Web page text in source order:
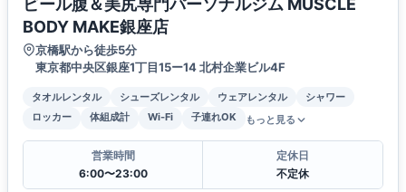
ビール腹＆美尻専門パーソナルジム MUSCLE
BODY MAKE銀座店
京橋駅から徒歩5分
東京都中央区銀座1丁目15ー14 北村企業ビル4F
タオルレンタル シューズレンタル ウェアレンタル
シャワー
ロッカー
体組成計 Wi-Fi 子連れOK もっと見る
営業時間
6:00〜23:00
定休日
不定休